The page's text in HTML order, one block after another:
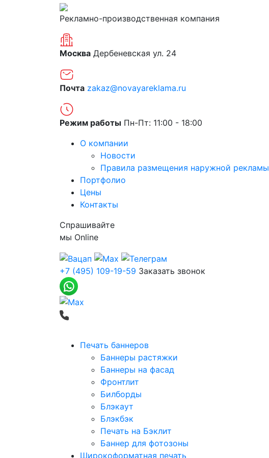
Рекламно-производственная компания
Москва Дербеневская ул. 24
Почта zakaz@novayareklama.ru
Режим работы Пн-Пт: 11:00 - 18:00
О компании
Новости
Правила размещения наружной рекламы
Портфолио
Цены
Контакты
Спрашивайте
мы Online
+7 (495) 109-19-59 Заказать звонок
Печать баннеров
Баннеры растяжки
Баннеры на фасад
Фронтлит
Билборды
Блэкаут
Блэкбэк
Печать на Бэклит
Баннер для фотозоны
Широкоформатная печать